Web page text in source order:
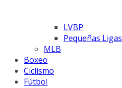
LVBP
Pequeñas Ligas
MLB
Boxeo
Ciclismo
Fútbol